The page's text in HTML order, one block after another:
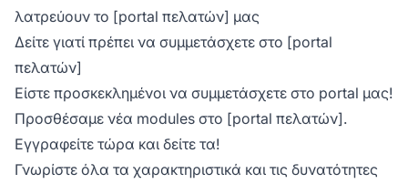
λατρεύουν το [portal πελατών] μας
Δείτε γιατί πρέπει να συμμετάσχετε στο [portal
πελατών]
Είστε προσκεκλημένοι να συμμετάσχετε στο portal μας!
Προσθέσαμε νέα modules στο [portal πελατών].
Εγγραφείτε τώρα και δείτε τα!
Γνωρίστε όλα τα χαρακτηριστικά και τις δυνατότητες